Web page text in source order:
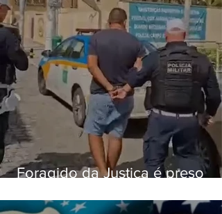
Foragido da Justiça é preso
RJ-106, em Maricá